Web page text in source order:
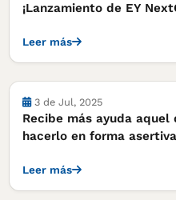
¡Lanzamiento de EY
Leer más
Notas
3 de Jul, 2025
Recibe más ayuda aquel
hacerlo en forma
Leer más